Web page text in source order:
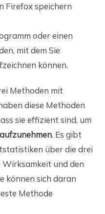
Firefox speichern
oder einen
mit dem Sie
können.
Methoden mit
diese Methoden
sie effizient sind, um
. Es gibt
über die drei
und den
können sich daran
Methode